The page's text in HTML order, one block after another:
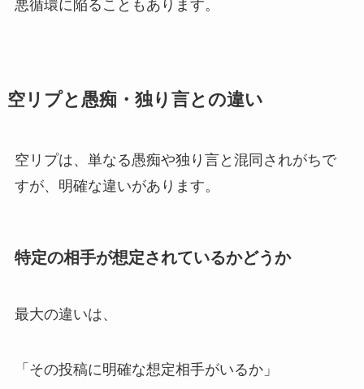
悪循環に陥ることもあります。
空リプと愚痴・独り言との違い
空リプは、単なる愚痴や独り言と混同されがちで
すが、明確な違いがあります。
特定の相手が想定されているかどうか
最大の違いは、
「その投稿に明確な想定相手がいるか」